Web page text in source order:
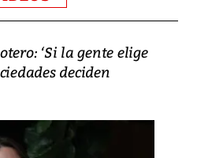
‘Si la gente elige
deciden